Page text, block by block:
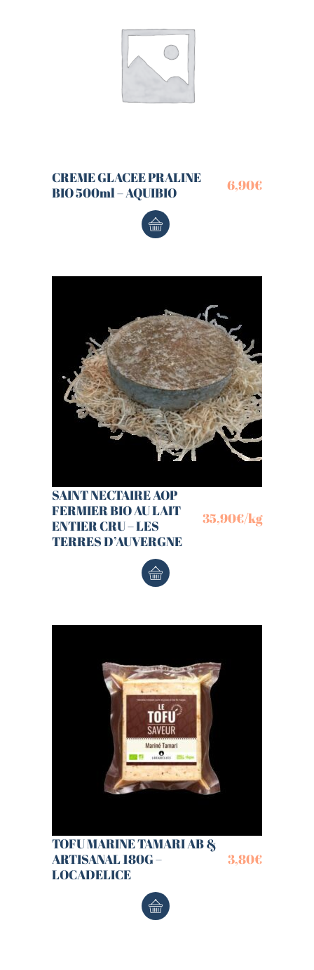
CREME GLACEE PRALINE
BIO 500ml – AQUIBIO
6,90€
SAINT NECTAIRE AOP
FERMIER BIO AU LAIT
ENTIER CRU – LES
TERRES D’AUVERGNE
35,90€/kg
TOFU MARINE TAMARI AB &
ARTISANAL 180G –
LOCADELICE
3,80€